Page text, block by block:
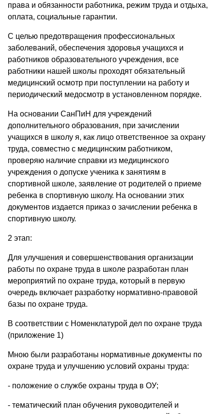
права и обязанности работника, режим труда и отдыха,
оплата, социальные гарантии.
С целью предотвращения профессиональных
заболеваний, обеспечения здоровья учащихся и
работников образовательного учреждения, все
работники нашей школы проходят обязательный
медицинский осмотр при поступлении на работу и
периодический медосмотр в установленном порядке.
На основании СанПиН для учреждений
дополнительного образования, при зачислении
учащихся в школу я, как лицо ответственное за охрану
труда, совместно с медицинским работником,
проверяю наличие справки из медицинского
учреждения о допуске ученика к занятиям в
спортивной школе, заявление от родителей о приеме
ребенка в спортивную школу. На основании этих
документов издается приказ о зачислении ребенка в
спортивную школу.
2 этап:
Для улучшения и совершенствования организации
работы по охране труда в школе разработан план
мероприятий по охране труда, который в первую
очередь включает разработку нормативно-правовой
базы по охране труда.
В соответствии с Номенклатурой дел по охране труда
(приложение 1)
Мною были разработаны нормативные документы по
охране труда и улучшению условий охраны труда:
- положение о службе охраны труда в ОУ;
- тематический план обучения руководителей и